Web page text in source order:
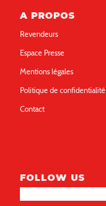
A PROPOS
Revendeurs
Espace Presse
Mentions légales
Politique de confidentialité
Contact
FOLLOW US